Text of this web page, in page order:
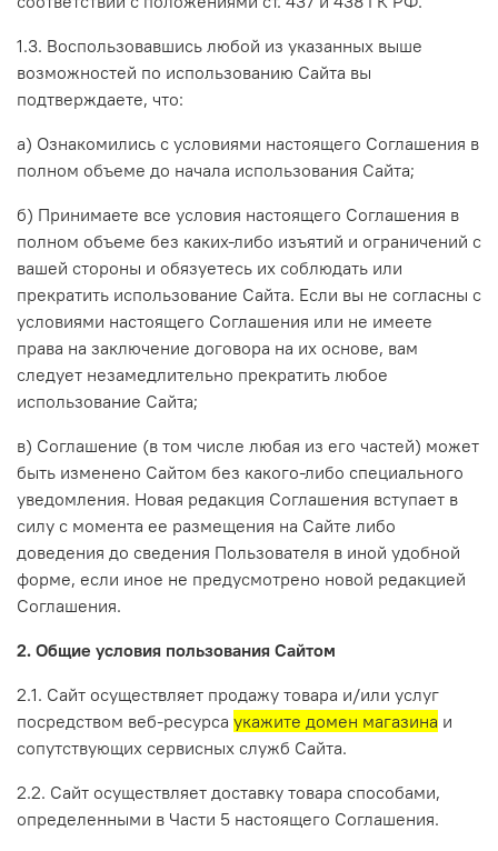
1.3. Воспользовавшись любой из указанных выше
возможностей по использованию Сайта вы
подтверждаете, что:
а) Ознакомились с условиями настоящего Соглашения в
полном объеме до начала использования Сайта;
б) Принимаете все условия настоящего Соглашения в
полном объеме без каких-либо изъятий и ограничений с
вашей стороны и обязуетесь их соблюдать или
прекратить использование Сайта. Если вы не согласны с
условиями настоящего Соглашения или не имеете
права на заключение договора на их основе, вам
следует незамедлительно прекратить любое
использование Сайта;
в) Соглашение (в том числе любая из его частей) может
быть изменено Сайтом без какого-либо специального
уведомления. Новая редакция Соглашения вступает в
силу с момента ее размещения на Сайте либо
доведения до сведения Пользователя в иной удобной
форме, если иное не предусмотрено новой редакцией
Соглашения.
2. Общие условия пользования Сайтом
2.1. Сайт осуществляет продажу товара и/или услуг
посредством веб-ресурса укажите домен магазина и
сопутствующих сервисных служб Сайта.
2.2. Сайт осуществляет доставку товара способами,
определенными в Части 5 настоящего Соглашения.